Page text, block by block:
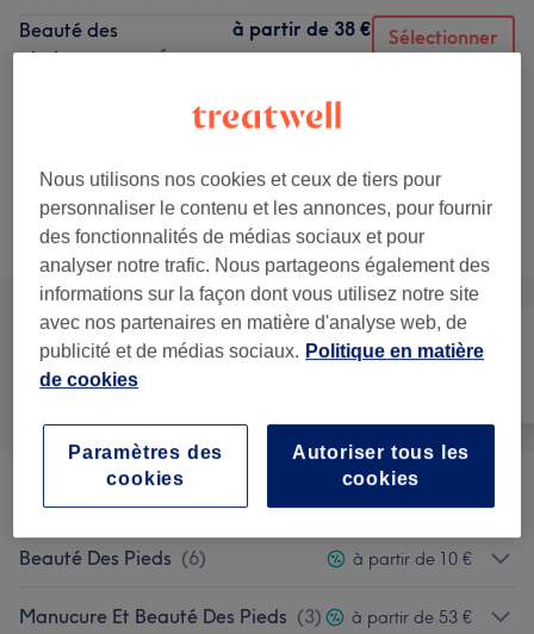
Beauté des
pieds
à partir de 38 €
Sélectionner
Ce n'est pas ce que vous recherchiez ?
Recherchez dans notre liste de prestations
Tout
Manucure
Beauté Des Pieds (6) à partir de 10 €
Manucure Et Beauté Des Pieds (3) à partir de 53 €
Nous utilisons nos cookies et ceux de tiers pour
personnaliser le contenu et les annonces, pour fournir
des fonctionnalités de médias sociaux et pour
analyser notre trafic. Nous partageons également des
informations sur la façon dont vous utilisez notre site
avec nos partenaires en matière d'analyse web, de
publicité et de médias sociaux. Politique en matière
de cookies
Autoriser tous les
cookies
Paramètres des
cookies